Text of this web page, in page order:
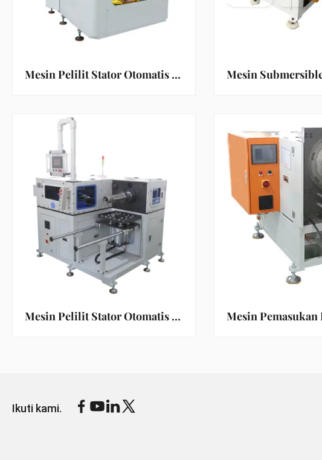
Mesin Pelilit Stator Otomatis Penuh untuk Stator 2 Kutub dengan Tinggi Tumpukan Maks ≤320mm dan Bersertifikasi ISO9001:2008
Mesin Pelilit Stator Otomatis dengan Kontrol Motor Servo dan Perlengkapan Bergerak Horizontal untuk Pemuatan Stator yang Efisien
Ikuti kami.